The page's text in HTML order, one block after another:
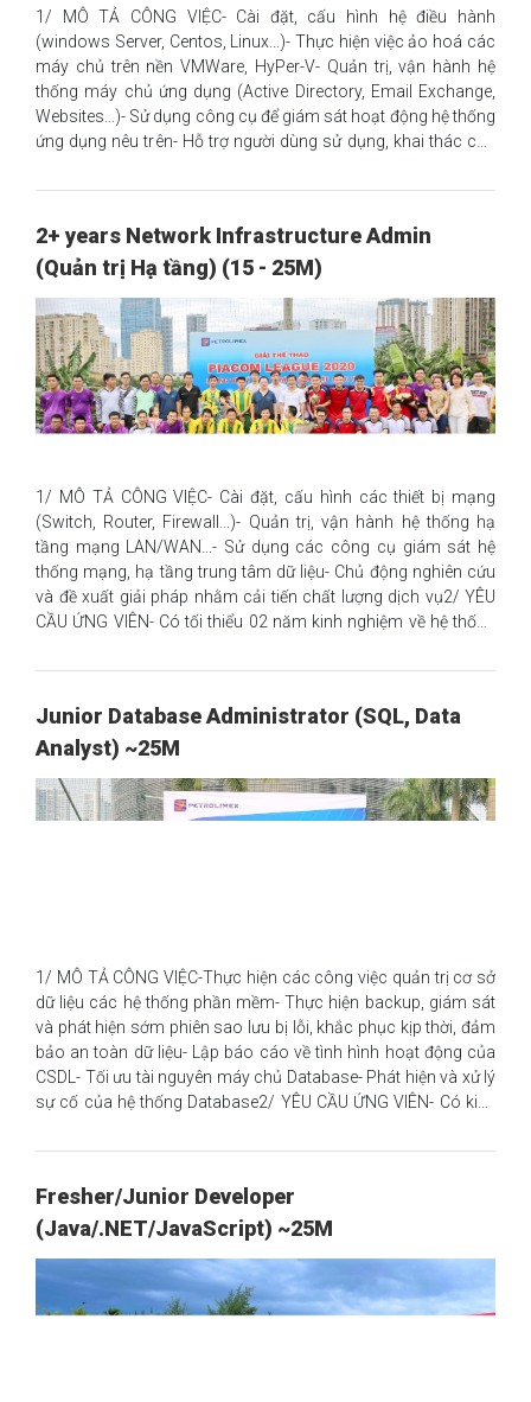
1/ MÔ TẢ CÔNG VIỆC- Cài đặt, cấu hình hệ điều hành
(windows Server, Centos, Linux...)- Thực hiện việc ảo hoá các
máy chủ trên nền VMWare, HyPer-V- Quản trị, vận hành hệ
thống máy chủ ứng dụng (Active Directory, Email Exchange,
Websites...)- Sử dụng công cụ để giám sát hoạt động hệ thống
ứng dụng nêu trên- Hỗ trợ người dùng sử dụng, khai thác các
giải pháp nhằm cải tiến chất lượng dịch vụ2/ YÊU CẦU ỨNG
Directory, Email Exchange hoặc có chứng chỉ
MCSA/MCSE.Ưu tiên: Có khả năng đọc hiểu tài liệu bằng tiếng
động từ 15 - 25M✨ Môi trường làm việc chuyên nghiệp:- Môi
trường làm việc cởi mở, hoà đồng
2+ years Network Infrastructure Admin
(Quản trị Hạ tầng) (15 - 25M)
1/ MÔ TẢ CÔNG VIỆC- Cài đặt, cấu hình các thiết bị mạng
(Switch, Router, Firewall...)- Quản trị, vận hành hệ thống hạ
tầng mạng LAN/WAN...- Sử dụng các công cụ giám sát hệ
thống mạng, hạ tầng trung tâm dữ liệu- Chủ động nghiên cứu
và đề xuất giải pháp nhằm cải tiến chất lượng dịch vụ2/ YÊU
CẦU ỨNG VIÊN- Có tối thiểu 02 năm kinh nghiệm về hệ thống
kinh nghiệm về việc giám sát, quản trị vận hành hạ tầng trung
Môi trường làm việc chuyên nghiệp:- Môi trường làm việc cởi
mở, hoà đồng; sẵn sàng giúp đỡ, chia sẻ khó khăn trong công
độ đãi ngộ và phúc lợi đa dạng, thường xuy�
Junior Database Administrator (SQL, Data
Analyst) ~25M
1/ MÔ TẢ CÔNG VIỆC-Thực hiện các công việc quản trị cơ sở
dữ liệu các hệ thống phần mềm- Thực hiện backup, giám sát
và phát hiện sớm phiên sao lưu bị lỗi, khắc phục kịp thời, đảm
bảo an toàn dữ liệu- Lập báo cáo về tình hình hoạt động của
CSDL- Tối ưu tài nguyên máy chủ Database- Phát hiện và xử lý
sự cố của hệ thống Database2/ YÊU CẦU ỨNG VIÊN- Có kiến
kinh nghiệm- Có khả năng sử dụng một trong những ngôn
liệu quan hệ SQL- Có kỹ năng làm việc độc lập và làm việc theo
nhóm3/ QUYỀN LỢI✨ Mức lương dao động từ 15 - 25M✨ Môi
hoà đồng; sẵn sàng giúp đỡ, chia sẻ khó khăn
Fresher/Junior Developer
(Java/.NET/JavaScript) ~25M